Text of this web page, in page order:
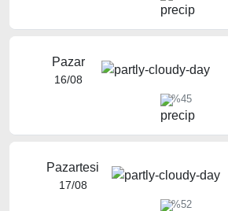
Pazar
16/08
%45
Pazartesi
17/08
%52